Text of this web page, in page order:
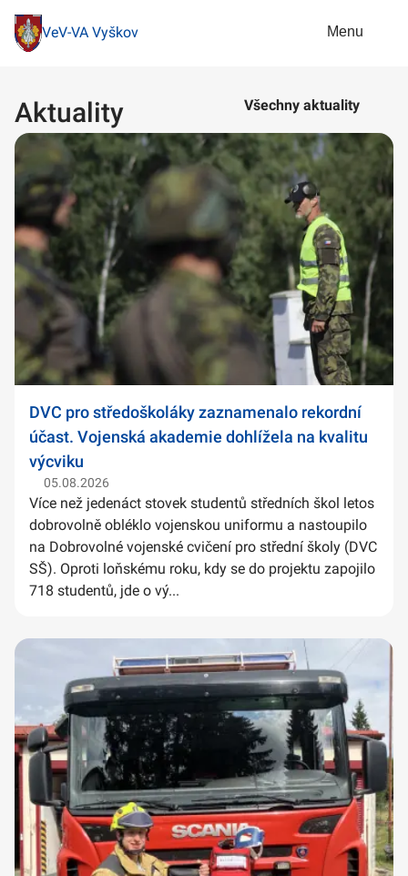
VeV-VA Vyškov Menu
Aktuality Všechny aktuality
DVC pro středoškoláky zaznamenalo rekordní
účast. Vojenská akademie dohlížela na kvalitu
výcviku
05.08.2026
Více než jedenáct stovek studentů středních škol letos
dobrovolně obléklo vojenskou uniformu a nastoupilo
na Dobrovolné vojenské cvičení pro střední školy (DVC
SŠ). Oproti loňskému roku, kdy se do projektu zapojilo
718 studentů, jde o vý...